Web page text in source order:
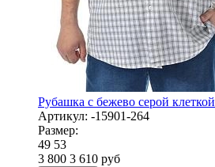
Рубашка с бежево серой клеткой
Артикул: -15901-264
Размер:
49 53
3 800 3 610 руб